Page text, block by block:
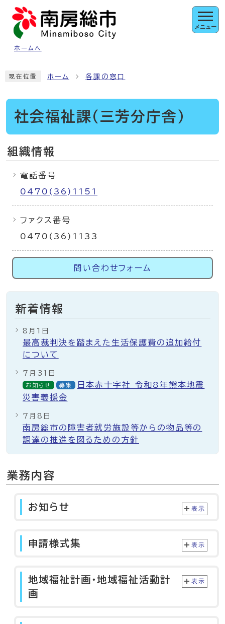
ページの先頭です
ホームへ
メニュー
現在位置 ホーム 各課の窓口
社会福祉課（三芳分庁舎）
組織情報
電話番号
0470(36)1151
ファクス番号
0470(36)1133
問い合わせフォーム
新着情報
8月1日
最高裁判決を踏まえた生活保護費の追加給付
について
7月31日
お知らせ 募集
日本赤十字社 令和8年熊本地震
災害義援金
7月8日
南房総市の障害者就労施設等からの物品等の
調達の推進を図るための方針
業務内容
お知らせ 表示
申請様式集 表示
地域福祉計画・地域福祉活動計
画
表示